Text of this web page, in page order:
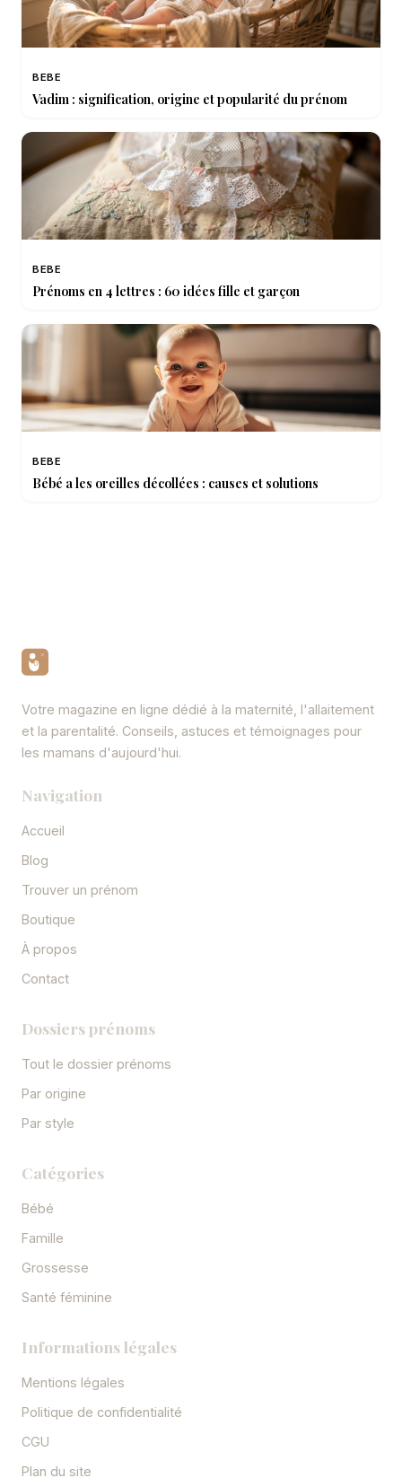
BEBE
Vadim : signification, origine et popularité du prénom
BEBE
Prénoms en 4 lettres : 60 idées fille et garçon
BEBE
Bébé a les oreilles décollées : causes et solutions
Votre magazine en ligne dédié à la maternité, l'allaitement
et la parentalité. Conseils, astuces et témoignages pour
les mamans d'aujourd'hui.
Navigation
Accueil
Blog
Trouver un prénom
Boutique
À propos
Contact
Dossiers prénoms
Tout le dossier prénoms
Par origine
Par style
Catégories
Bébé
Famille
Grossesse
Santé féminine
Informations légales
Mentions légales
Politique de confidentialité
CGU
Plan du site